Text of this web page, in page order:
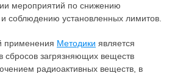
мероприятий по снижению
соблюдению установленных лимитов.
применения Методики является
сбросов загрязняющих веществ
радиоактивных веществ, в